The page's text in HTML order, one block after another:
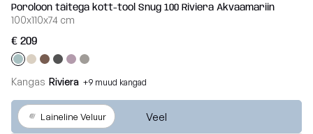
Poroloon täitega kott-tool Snug 100 Riviera Akvaamariin
100x110x74 cm
€ 209
Kangas Riviera +9 muud kangad
Veel
Laineline Veluur